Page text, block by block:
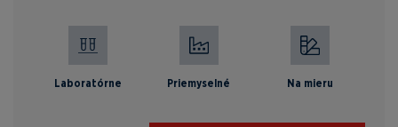
Laboratórne Priemyselné Na mieru